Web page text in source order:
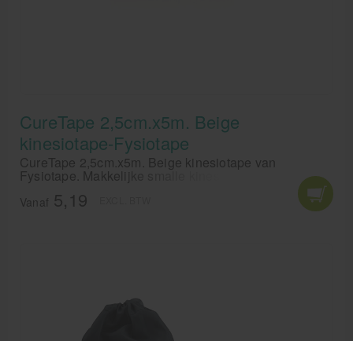
CureTape 2,5cm.x5m. Beige
kinesiotape-Fysiotape
CureTape 2,5cm.x5m. Beige kinesiotape van
Fysiotape. Makkelijke smalle kinesiotape voor
kinesiotaping. Met Curetape 2,5 cm kun je eenvoudig
lymftape aanbrengen
Vanaf 5,19